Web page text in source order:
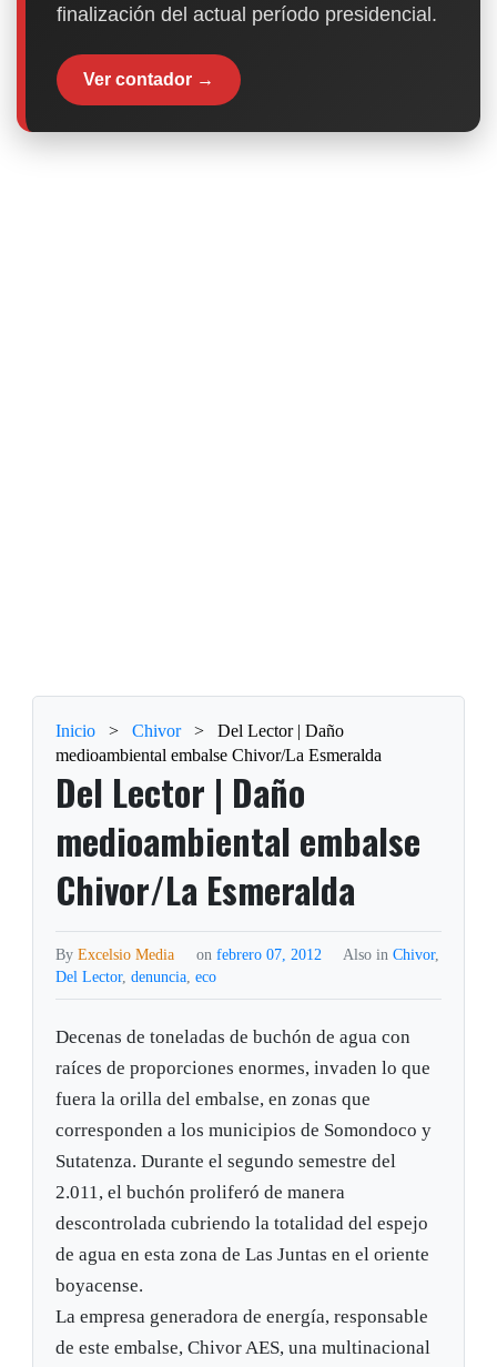
finalización del actual período presidencial.
Ver contador →
Inicio > Chivor >
Del Lector | Daño
medioambiental embalse Chivor/La Esmeralda
Del Lector | Daño
medioambiental embalse
Chivor/La Esmeralda
ByExcelsio Media on febrero 07, 2012 Also in Chivor,
Del Lector,denuncia,eco
Decenas de toneladas de buchón de agua con
raíces de proporciones enormes, invaden lo que
fuera la orilla del embalse, en zonas que
corresponden a los municipios de Somondoco y
Sutatenza. Durante el segundo semestre del
2.011, el buchón proliferó de manera
descontrolada cubriendo la totalidad del espejo
de agua en esta zona de Las Juntas en el oriente
boyacense.
La empresa generadora de energía, responsable
de este embalse, Chivor AES, una multinacional